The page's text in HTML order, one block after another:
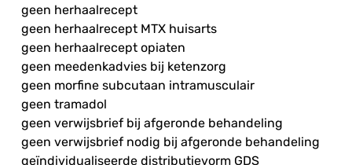
geen herhaalrecept
geen herhaalrecept MTX huisarts
geen herhaalrecept opiaten
geen meedenkadvies bij ketenzorg
geen morfine subcutaan intramusculair
geen tramadol
geen verwijsbrief bij afgeronde behandeling
geen verwijsbrief nodig bij afgeronde behandeling
geïndividualiseerde distributievorm GDS